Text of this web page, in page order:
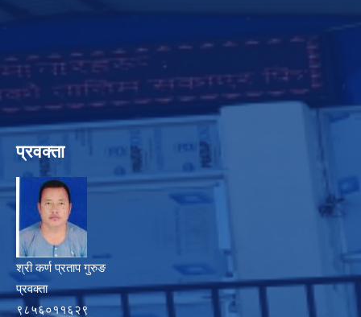
प्रवक्ता
श्री कर्ण प्रताप गुरुङ
प्रवक्ता
९८५६०११६२९